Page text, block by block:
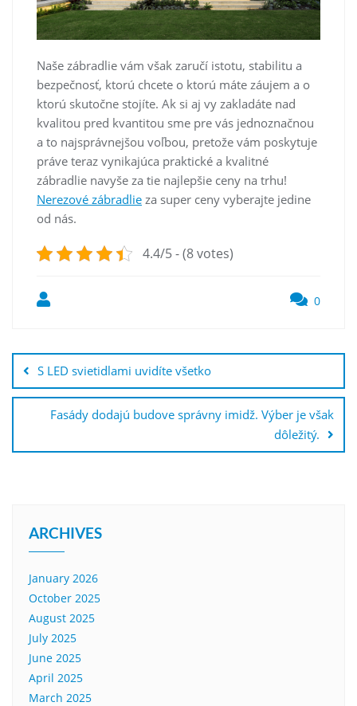
Naše zábradlie vám však zaručí istotu, stabilitu a
bezpečnosť, ktorú chcete o ktorú máte záujem a o
ktorú skutočne stojíte. Ak si aj vy zakladáte nad
kvalitou pred kvantitou sme pre vás jednoznačnou
a to najsprávnejšou voľbou, pretože vám poskytuje
práve teraz vynikajúca praktické a kvalitné
zábradlie navyše za tie najlepšie ceny na trhu!
Nerezové zábradlie za super ceny vyberajte jedine
od nás.
4.4/5 - (8 votes)
0
navigation
S LED svietidlami uvidíte všetko
Fasády dodajú budove správny imidž. Výber je však
dôležitý.
ARCHIVES
January 2026
October 2025
August 2025
July 2025
June 2025
April 2025
March 2025